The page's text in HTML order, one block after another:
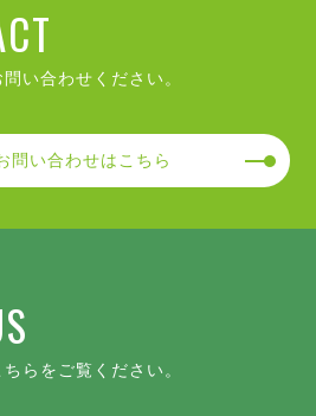
い合わせください。
問い合わせはこちら
らをご覧ください。